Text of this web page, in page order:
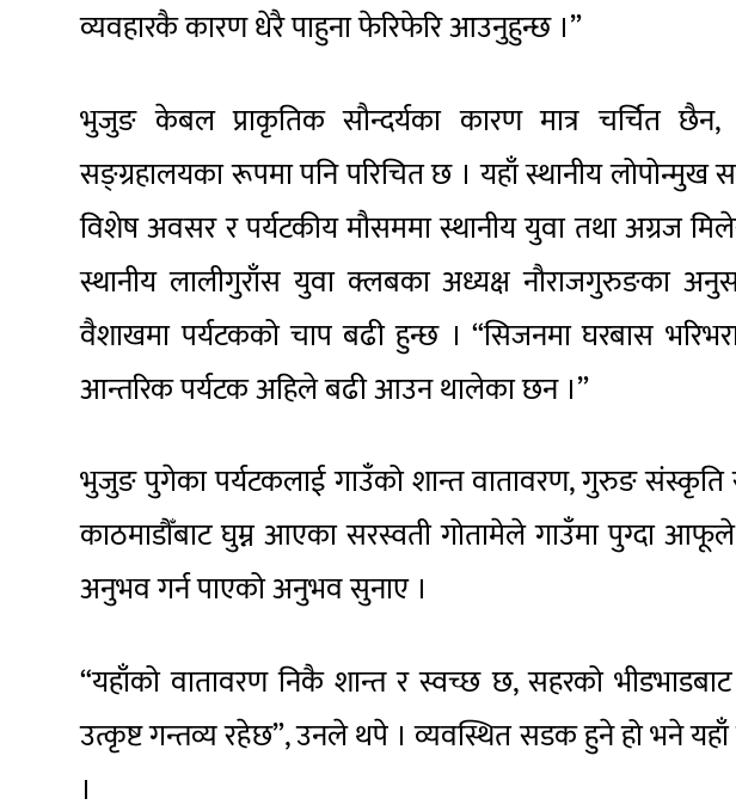
व्यवहारकै कारण धेरै पाहुना फेरिफेरि आउनुहुन्छ ।”
भुजुङ केबल प्राकृतिक सौन्दर्यका कारण मात्र चर्चित
सङ्ग्रहालयका रूपमा पनि परिचित छ । यहाँ स्थानीय
विशेष अवसर र पर्यटकीय मौसममा स्थानीय युवा तथा अग्रज
स्थानीय लालीगुराँस युवा क्लबका अध्यक्ष नौराजगुरुङका
वैशाखमा पर्यटकको चाप बढी हुन्छ । “सिजनमा घरबास
आन्तरिक पर्यटक अहिले बढी आउन थालेका छन ।”
भुजुङ पुगेका पर्यटकलाई गाउँको शान्त वातावरण, गुरुङ
काठमाडौँबाट घुम्न आएका सरस्वती गोतामेले गाउँमा पुग्दा
अनुभव गर्न पाएको अनुभव सुनाए ।
“यहाँको वातावरण निकै शान्त र स्वच्छ छ, सहरको
उत्कृष्ट गन्तव्य रहेछ”, उनले थपे । व्यवस्थित सडक हुने हो भने
।